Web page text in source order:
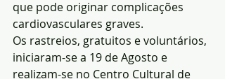
que pode originar complicações
cardiovasculares graves.
Os rastreios, gratuitos e voluntários,
iniciaram-se a 19 de Agosto e
realizam-se no Centro Cultural de